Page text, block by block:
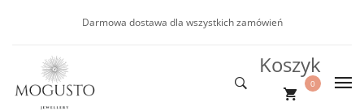
Darmowa dostawa dla wszystkich zamówień
Koszyk
0